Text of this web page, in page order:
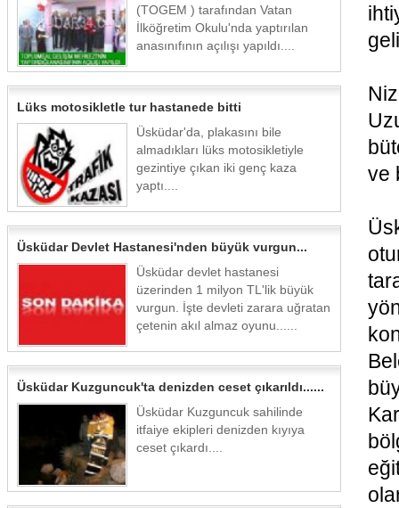
(TOGEM ) tarafından Vatan
İlköğretim Okulu'nda yaptırılan
anasınıfının açılışı yapıldı....
Lüks motosikletle tur hastanede bitti
Üsküdar'da, plakasını bile
almadıkları lüks motosikletiyle
gezintiye çıkan iki genç kaza
yaptı....
Üsküdar Devlet Hastanesi'nden büyük vurgun...
Üsküdar devlet hastanesi
üzerinden 1 milyon TL'lik büyük
vurgun. İşte devleti zarara uğratan
çetenin akıl almaz oyunu......
Üsküdar Kuzguncuk'ta denizden ceset çıkarıldı......
Üsküdar Kuzguncuk sahilinde
itfaiye ekipleri denizden kıyıya
ceset çıkardı....
ve